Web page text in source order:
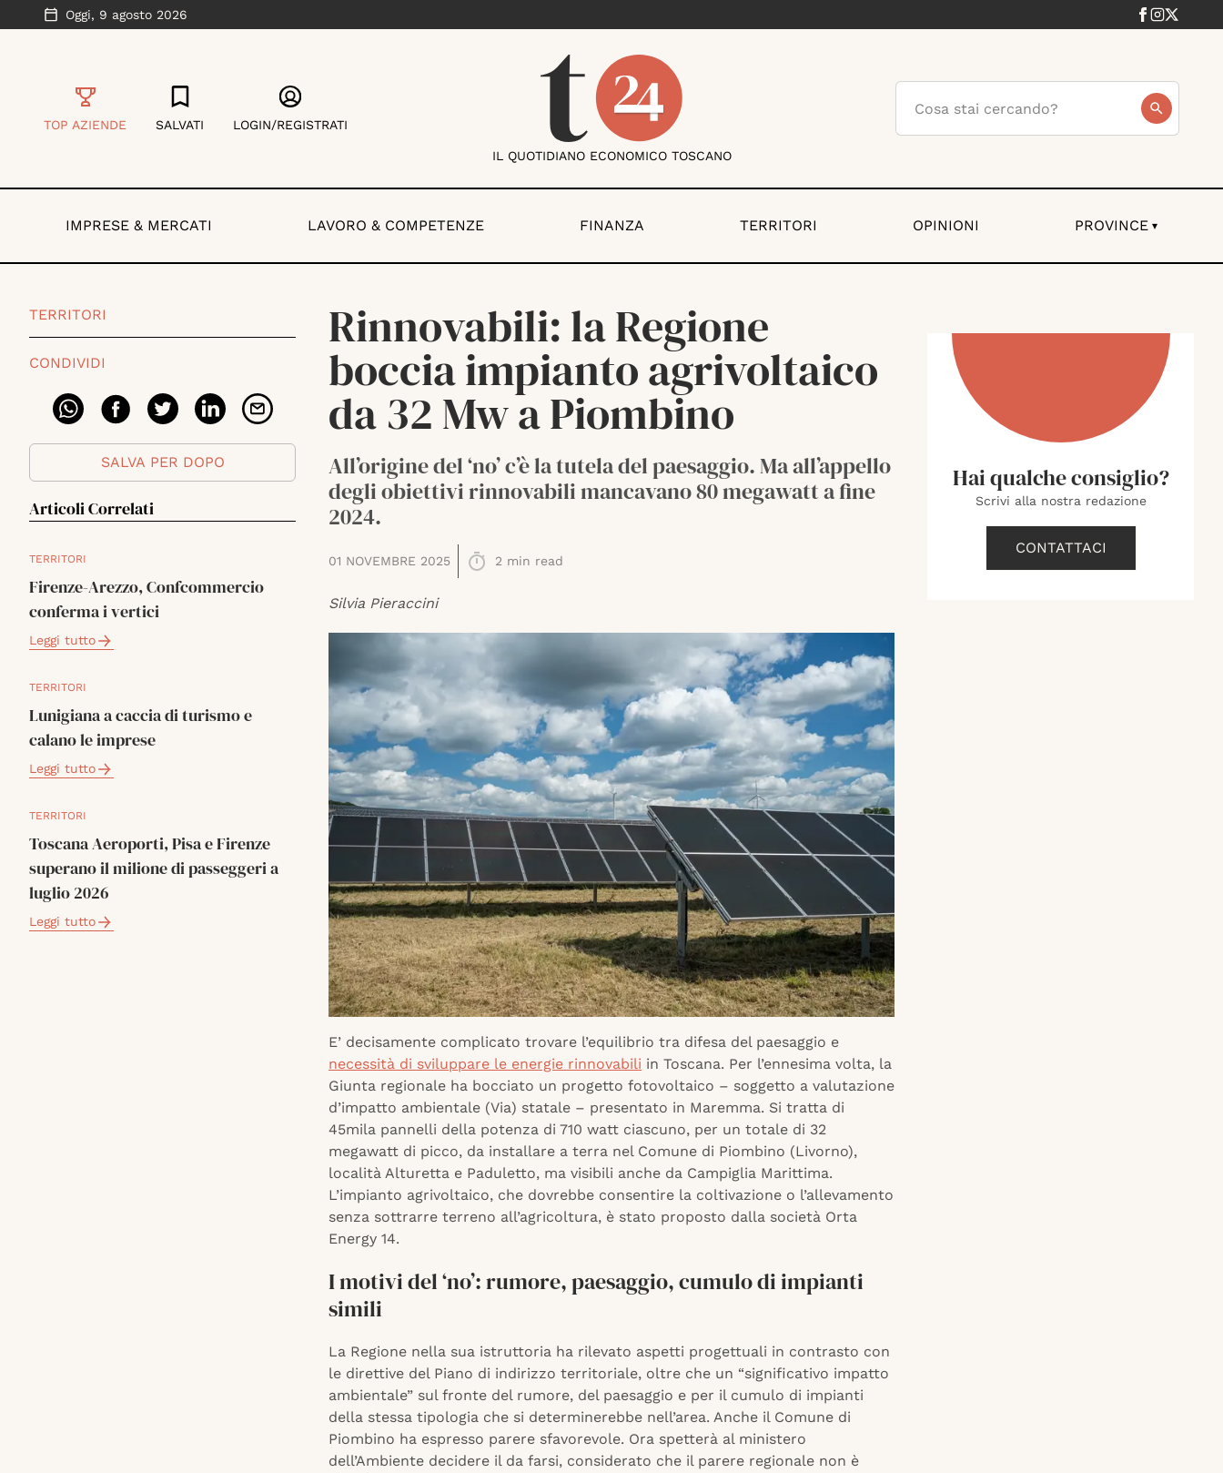
Oggi, 9 agosto 2026
TOP AZIENDE SALVATI LOGIN/REGISTRATI
IL QUOTIDIANO ECONOMICO TOSCANO
IMPRESE & MERCATI LAVORO & COMPETENZE FINANZA TERRITORI OPINIONI PROVINCE ▾
TERRITORI
CONDIVIDI
SALVA PER DOPO
Articoli Correlati
TERRITORI
Firenze-Arezzo, Confcommercio
conferma i vertici
Leggi tutto
TERRITORI
Lunigiana a caccia di turismo e
calano le imprese
Leggi tutto
TERRITORI
Toscana Aeroporti, Pisa e Firenze
superano il milione di passeggeri a
luglio 2026
Leggi tutto
Rinnovabili: la Regione
boccia impianto agrivoltaico
da 32 Mw a Piombino
All’origine del ‘no’ c’è la tutela del paesaggio. Ma all’appello
degli obiettivi rinnovabili mancavano 80 megawatt a fine
2024.
01 NOVEMBRE 2025 2 min read
Silvia Pieraccini
E’ decisamente complicato trovare l’equilibrio tra difesa del paesaggio e
necessità di sviluppare le energie rinnovabili in Toscana. Per l’ennesima volta, la
Giunta regionale ha bocciato un progetto fotovoltaico – soggetto a valutazione
d’impatto ambientale (Via) statale – presentato in Maremma. Si tratta di
45mila pannelli della potenza di 710 watt ciascuno, per un totale di 32
megawatt di picco, da installare a terra nel Comune di Piombino (Livorno),
località Alturetta e Paduletto, ma visibili anche da Campiglia Marittima.
L’impianto agrivoltaico, che dovrebbe consentire la coltivazione o l’allevamento
senza sottrarre terreno all’agricoltura, è stato proposto dalla società Orta
Energy 14.
I motivi del ‘no’: rumore, paesaggio, cumulo di impianti
simili
La Regione nella sua istruttoria ha rilevato aspetti progettuali in contrasto con
le direttive del Piano di indirizzo territoriale, oltre che un “significativo impatto
ambientale” sul fronte del rumore, del paesaggio e per il cumulo di impianti
della stessa tipologia che si determinerebbe nell’area. Anche il Comune di
Piombino ha espresso parere sfavorevole. Ora spetterà al ministero
dell’Ambiente decidere il da farsi, considerato che il parere regionale non è
Hai qualche consiglio?
Scrivi alla nostra redazione
CONTATTACI